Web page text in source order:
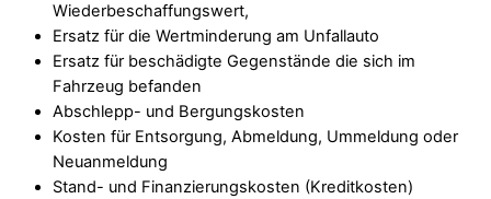
Wiederbeschaffungswert,
Ersatz für die Wertminderung am Unfallauto
Ersatz für beschädigte Gegenstände die sich im
Fahrzeug befanden
Abschlepp- und Bergungskosten
Kosten für Entsorgung, Abmeldung, Ummeldung oder
Neuanmeldung
Stand- und Finanzierungskosten (Kreditkosten)